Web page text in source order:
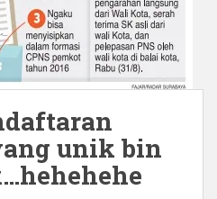
unik bin